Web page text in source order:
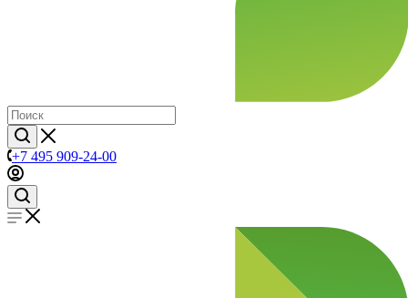
+7 495 909-24-00